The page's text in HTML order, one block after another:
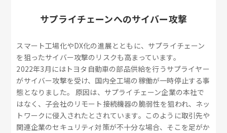
サプライチェーンへのサイバー攻撃
スマート工場化やDX化の進展とともに、サプライチェーン
を狙ったサイバー攻撃のリスクも高まっています。
2022年3月にはトヨタ自動車の部品供給を行うサプライヤー
がサイバー攻撃を受け、国内全工場の稼働が一時停止する事
態となりました。 原因は、サプライチェーン企業の本社で
はなく、子会社のリモート接続機器の脆弱性を狙われ、ネッ
トワークに侵入されたとされています。このように取引先や
関連企業のセキュリティ対策が不十分な場合、そこを足がか